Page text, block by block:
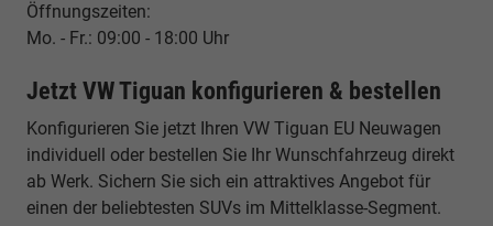
Öffnungszeiten:
Mo. - Fr.: 09:00 - 18:00 Uhr
Jetzt VW Tiguan konfigurieren & bestellen
Konfigurieren Sie jetzt Ihren VW Tiguan EU Neuwagen
individuell oder bestellen Sie Ihr Wunschfahrzeug direkt
ab Werk. Sichern Sie sich ein attraktives Angebot für
einen der beliebtesten SUVs im Mittelklasse-Segment.